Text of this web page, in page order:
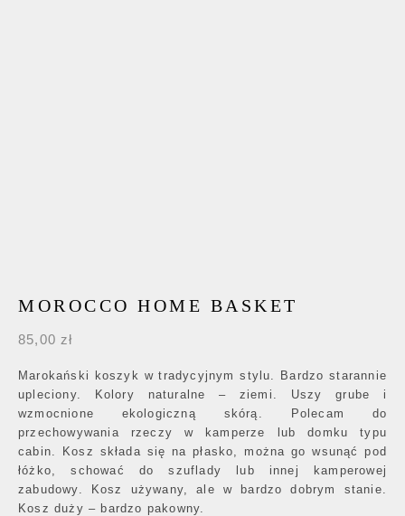
MOROCCO HOME BASKET
85,00 zł
Marokański koszyk w tradycyjnym stylu. Bardzo starannie
upleciony. Kolory naturalne – ziemi. Uszy grube i
wzmocnione ekologiczną skórą. Polecam do
przechowywania rzeczy w kamperze lub domku typu
cabin. Kosz składa się na płasko, można go wsunąć pod
łóżko, schować do szuflady lub innej kamperowej
zabudowy. Kosz używany, ale w bardzo dobrym stanie.
Kosz duży – bardzo pakowny.